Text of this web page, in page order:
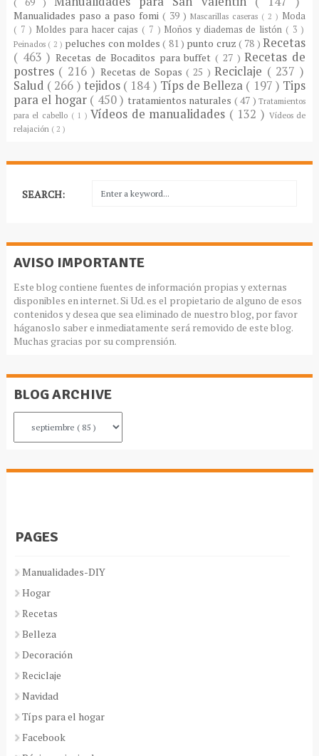
Manualidades paso a paso fomi ( 39 )Mascarillas caseras ( 2 ) Moda
( 7 ) Moldes para hacer cajas ( 7 ) Moños y diademas de listón ( 3 )
Peinados ( 2 ) peluches con moldes( 81 ) punto cruz( 78 )Recetas
( 463 )Recetas de Bocaditos para buffet( 27 )Recetas de
postres ( 216 ) Recetas de Sopas( 25 )Reciclaje ( 237 )
Salud ( 266 ) tejidos ( 184 ) Típs de Belleza ( 197 ) Tips
para el hogar ( 450 ) tratamientos naturales ( 47 )Tratamientos
para el cabello ( 1 ) Vídeos de manualidades ( 132 ) Vídeos de
relajación ( 2 )
SEARCH:
AVISO IMPORTANTE
Este blog contiene fuentes de información propias y externas
disponibles en internet. Si Ud. es el propietario de alguno de esos
contenidos y desea que sea eliminado de nuestro blog, por favor
háganoslo saber e inmediatamente será removido de este blog.
Muchas gracias por su comprensión.
BLOG ARCHIVE
PAGES
Manualidades-DIY
Hogar
Recetas
Belleza
Decoración
Reciclaje
Navidad
Típs para el hogar
Facebook